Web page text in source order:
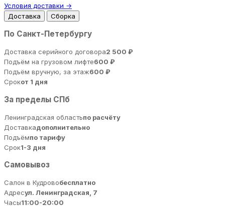
Условия доставки →
Доставка
Сборка
По Санкт-Петербургу
Доставка серийного договора2 500 ₽
Подъём на грузовом лифте600 ₽
Подъём вручную, за этаж600 ₽
Срокот 1 дня
За пределы СПб
Ленинградская областьпо расчёту
Доставкадополнительно
Подъёмпо тарифу
Срок1-3 дня
Самовывоз
Салон в Кудровобесплатно
Адресул. Ленинградская, 7
Часы11:00-20:00